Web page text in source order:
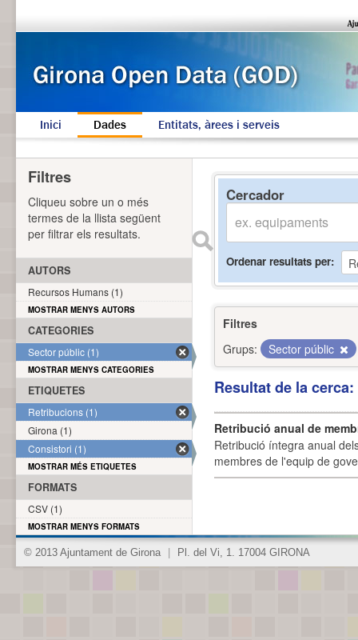
Inici Dades Entitats, àrees i serveis
Cercador
Ordenar resultats per
Filtres
Grups:
Sector públic
Resultat de la
Retribució anual de
Retribució íntegra anual
membres de l'equip de
Filtres
Cliqueu sobre un o més
termes de la llista següent
per filtrar els resultats.
AUTORS
Recursos Humans (1)
MOSTRAR MENYS AUTORS
CATEGORIES
Sector públic (1)
MOSTRAR MENYS CATEGORIES
ETIQUETES
Retribucions (1)
Girona (1)
Consistori (1)
MOSTRAR MÉS ETIQUETES
FORMATS
CSV (1)
MOSTRAR MENYS FORMATS
© 2013 Ajuntament de Girona Pl. del Vi, 1. 17004 GIRONA